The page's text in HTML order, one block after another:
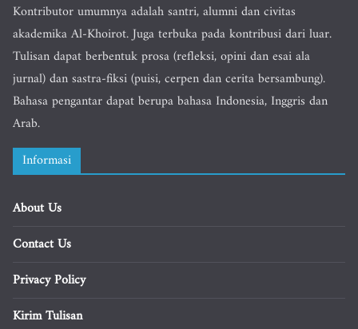
Kontributor umumnya adalah santri, alumni dan civitas
akademika Al-Khoirot. Juga terbuka pada kontribusi dari luar.
Tulisan dapat berbentuk prosa (refleksi, opini dan esai ala
jurnal) dan sastra-fiksi (puisi, cerpen dan cerita bersambung).
Bahasa pengantar dapat berupa bahasa Indonesia, Inggris dan
Arab.
Informasi
About Us
Contact Us
Privacy Policy
Kirim Tulisan